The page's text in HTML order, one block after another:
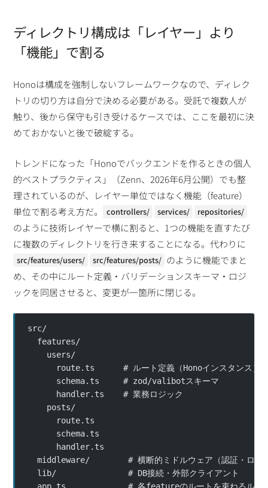
ディレクトリ構成は「レイヤー」より
「機能」で割る
Honoは構成を強制しないフレームワークなので、ディレク
トリの切り方は自分で決める必要がある。受託で複数人が
触り、後から保守も引き受けるケースでは、ここを最初に決
めておかないと後で破綻する。
トレンドになった「Honoでバックエンドを作るときの個人
的ベストプラクティス」（Zenn、2026年6月公開）でも整
理されているのが、レイヤー単位ではなく機能（feature）
単位で割る考え方だ。
controllers/ services/ repositories/
のように技術レイヤーで横に割ると、1つの機能を直すたび
に複数のディレクトリを行き来することになる。代わりに
src/features/users/ src/features/posts/ のように機能でまと
め、その中にルート定義・バリデーションスキーマ・ロジ
ックを同居させると、変更が一箇所に閉じる。
src/
  features/
    users/
      route.ts      # ルート定義（Honoインスタンス）
      schema.ts     # zod/valibotスキーマ
      handler.ts    # 業務ロジック
    posts/
      route.ts
      schema.ts
      handler.ts
middleware/        # 横断的ミドルウェア（認証・ロガ
  lib/               # DB接続・外部クライアント
app.ts             # 各featureのルートを束ねるルー